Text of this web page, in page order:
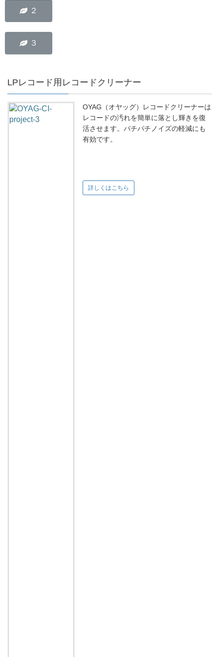
２
３
LPレコード用レコードクリーナー
OYAG（オヤッグ）レコードクリーナーは
レコードの汚れを簡単に落とし輝きを復
活させます。パチパチノイズの軽減にも
有効です。
詳しくはこちら